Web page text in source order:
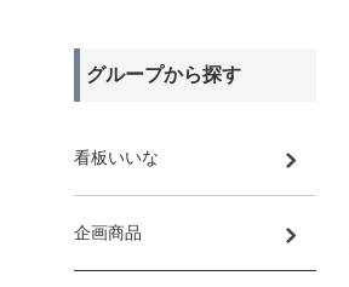
グループから探す
看板いいな
企画商品